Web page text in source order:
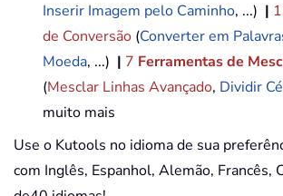
Inserir Imagem pelo Caminho, ...) |
de Conversão (Converter em
Moeda, ...) | 7 Ferramentas de
(Mesclar Linhas Avançado, Dividir
muito mais
Use o Kutools no idioma de sua
com Inglês, Espanhol, Alemão, Francês,